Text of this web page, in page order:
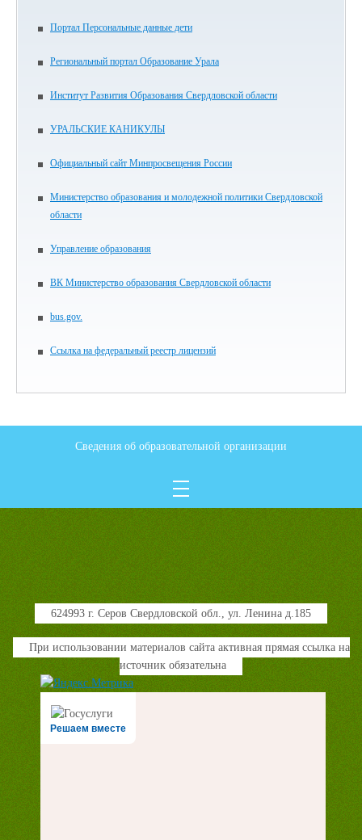
Портал Персональные данные дети
Региональный портал Образование Урала
Институт Развития Образования Свердловской области
УРАЛЬСКИЕ КАНИКУЛЫ
Официальный сайт Минпросвещения России
Министерство образования и молодежной политики Свердловской
области
Управление образования
ВК Министерство образования Свердловской области
bus.gov.
Ссылка на федеральный реестр лицензий
Сведения об образовательной организации
624993 г. Серов Свердловской обл., ул. Ленина д.185
При использовании материалов сайта активная прямая ссылка на
источник обязательна
Решаем вместе